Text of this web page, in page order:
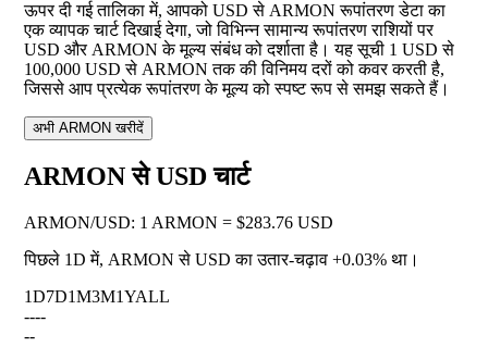
ऊपर दी गई तालिका में, आपको USD से ARMON रूपांतरण डेटा का
एक व्यापक चार्ट दिखाई देगा, जो विभिन्न सामान्य रूपांतरण राशियों पर
USD और ARMON के मूल्य संबंध को दर्शाता है। यह सूची 1 USD से
100,000 USD से ARMON तक की विनिमय दरों को कवर करती है,
जिससे आप प्रत्येक रूपांतरण के मूल्य को स्पष्ट रूप से समझ सकते हैं।
अभी ARMON खरीदें
ARMON से USD चार्ट
ARMON/USD: 1 ARMON = $283.76 USD
पिछले 1D में, ARMON से USD का उतार-चढ़ाव +0.03% था।
1D7D1M3M1YALL
----
--